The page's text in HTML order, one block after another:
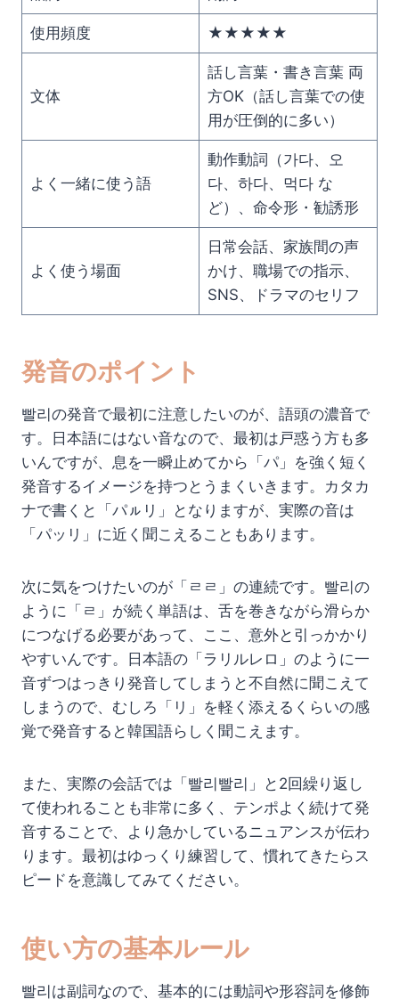
使用頻度 ★★★★★
文体
話し言葉・書き言葉 両
方OK（話し言葉での使
用が圧倒的に多い）
よく一緒に使う語
動作動詞（가다、오
다、하다、먹다 な
ど）、命令形・勧誘形
よく使う場面
日常会話、家族間の声
かけ、職場での指示、
SNS、ドラマのセリフ
発音のポイント
빨리の発音で最初に注意したいのが、語頭の濃音で
す。日本語にはない音なので、最初は戸惑う方も多
いんですが、息を一瞬止めてから「パ」を強く短く
発音するイメージを持つとうまくいきます。カタカ
ナで書くと「パㇽリ」となりますが、実際の音は
「パッリ」に近く聞こえることもあります。
次に気をつけたいのが「ㄹㄹ」の連続です。빨리の
ように「ㄹ」が続く単語は、舌を巻きながら滑らか
につなげる必要があって、ここ、意外と引っかかり
やすいんです。日本語の「ラリルレロ」のように一
音ずつはっきり発音してしまうと不自然に聞こえて
しまうので、むしろ「リ」を軽く添えるくらいの感
覚で発音すると韓国語らしく聞こえます。
また、実際の会話では「빨리빨리」と2回繰り返し
て使われることも非常に多く、テンポよく続けて発
音することで、より急かしているニュアンスが伝わ
ります。最初はゆっくり練習して、慣れてきたらス
ピードを意識してみてください。
使い方の基本ルール
빨리は副詞なので、基本的には動詞や形容詞を修飾